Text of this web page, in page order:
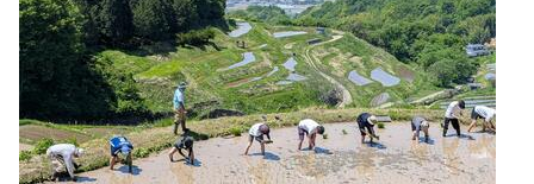
シン中央会計の特長
解決相談事例